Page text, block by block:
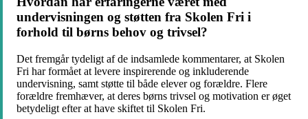
undervisningen og støtten fra Skolen Fri i
forhold til børns behov og trivsel?
Det fremgår tydeligt af de indsamlede kommentarer, at Skolen
Fri har formået at levere inspirerende og inkluderende
undervisning, samt støtte til både elever og forældre. Flere
forældre fremhæver, at deres børns trivsel og motivation er øget
betydeligt efter at have skiftet til Skolen Fri.